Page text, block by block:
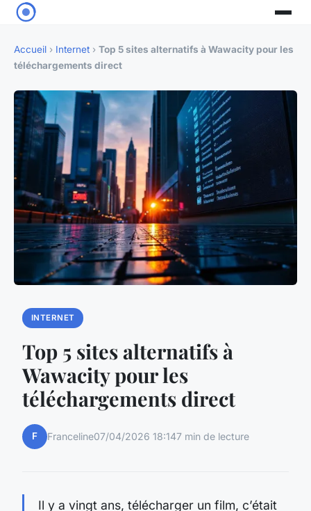
Accueil › Internet › Top 5 sites alternatifs à Wawacity pour les
téléchargements direct
INTERNET
Top 5 sites alternatifs à
Wawacity pour les
téléchargements direct
F Franceline07/04/2026 18:147 min de lecture
Il y a vingt ans, télécharger un film, c’était